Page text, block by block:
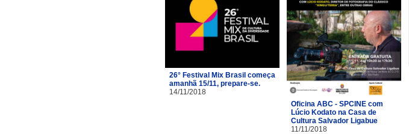
26° Festival Mix Brasil começa
amanhã 15/11, prepare-se.
14/11/2018
Oficina ABC - SPCINE com
Lúcio Kodato na Casa de
Cultura Salvador Ligabue
11/11/2018